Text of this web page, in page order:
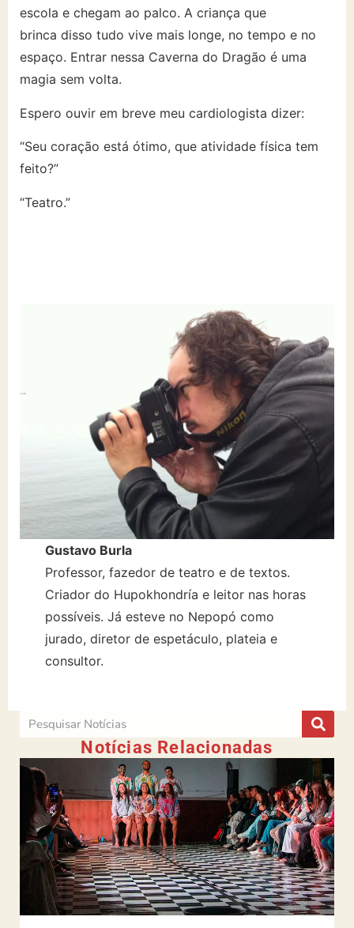
escola e chegam ao palco. A criança que
brinca disso tudo vive mais longe, no tempo e no
espaço. Entrar nessa Caverna do Dragão é uma
magia sem volta.
Espero ouvir em breve meu cardiologista dizer:
“Seu coração está ótimo, que atividade física tem
feito?”
“Teatro.”
Gustavo Burla
Professor, fazedor de teatro e de textos.
Criador do Hupokhondría e leitor nas horas
possíveis. Já esteve no Nepopó como
jurado, diretor de espetáculo, plateia e
consultor.
Notícias Relacionadas